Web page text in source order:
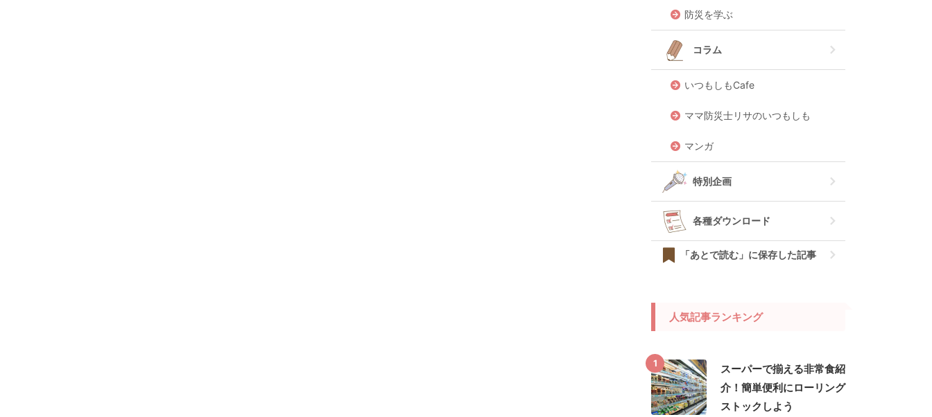
防災を学ぶ
コラム
いつもしもCafe
ママ防災士リサのいつもしも
マンガ
特別企画
各種ダウンロード
「あとで読む」に保存した記事
人気記事ランキング
1
スーパーで揃える非常食紹
介！簡単便利にローリング
ストックしよう